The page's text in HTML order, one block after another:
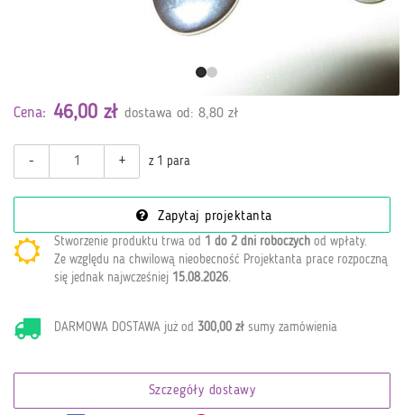
Cena: 46,00 zł dostawa od: 8,80 zł
- + z 1 para
Zapytaj projektanta
Stworzenie produktu trwa od 1 do 2 dni roboczych od wpłaty.
Ze względu na chwilową nieobecność Projektanta prace rozpoczną
się jednak najwcześniej 15.08.2026.
DARMOWA DOSTAWA już od300,00 zł sumy zamówienia
Szczegóły dostawy